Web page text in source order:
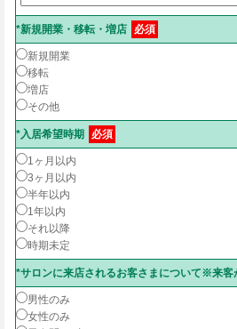
*新規開業・移転・増店 必須
新規開業
移転
増店
その他
*入居希望時期 必須
1ヶ月以内
3ヶ月以内
半年以内
1年以内
それ以降
時期未定
*サロンに来店されるお客さまについて※来客
男性のみ
女性のみ